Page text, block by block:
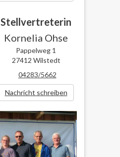
Stellvertreterin
Kornelia Ohse
Pappelweg 1
27412 Wilstedt
04283/5662
Nachricht schreiben